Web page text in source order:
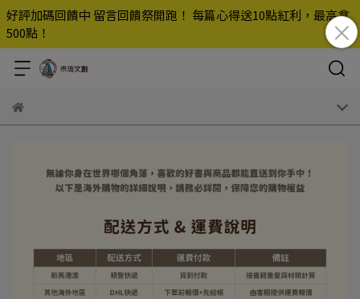
好評加碼回饋中 留言回饋祭開跑！ 每篇心得送10點紅利，最高拿
500點！